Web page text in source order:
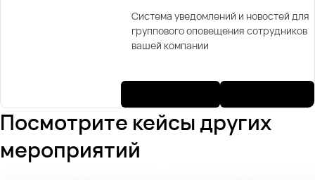
Система уведомлений и новостей для
группового оповещения сотрудников
вашей компании
Посмотрите кейсы других
мероприятий